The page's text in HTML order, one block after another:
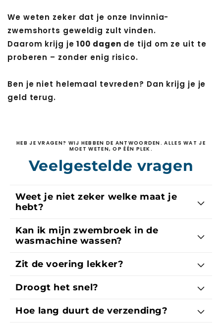
We weten zeker dat je onze Invinnia-
zwemshorts geweldig zult vinden.
Daarom krijg je100 dagen de tijd om ze uit te
proberen – zonder enig risico.
Ben je niet helemaal tevreden? Dan krijg je je
geld terug.
HEB JE VRAGEN? WIJ HEBBEN DE ANTWOORDEN. ALLES WAT JE
MOET WETEN, OP ÉÉN PLEK.
Veelgestelde vragen
Weet je niet zeker welke maat je
hebt?
Kan ik mijn zwembroek in de
wasmachine wassen?
Zit de voering lekker?
Droogt het snel?
Hoe lang duurt de verzending?